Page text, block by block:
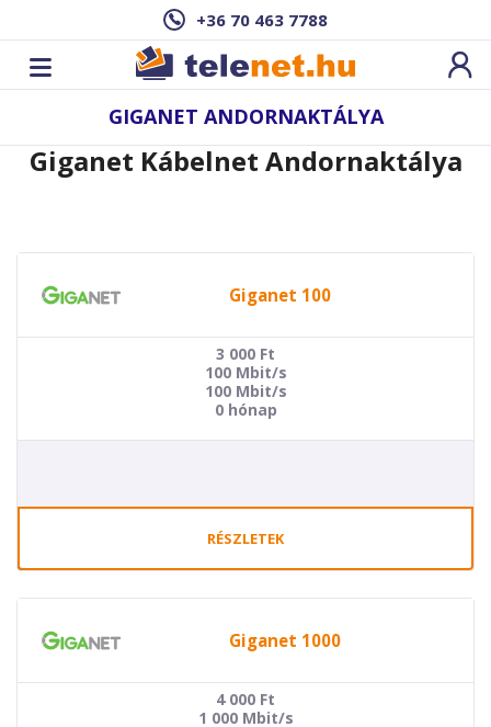
+36 70 463 7788
GIGANET ANDORNAKTÁLYA
Giganet Kábelnet Andornaktálya
Giganet 100
3 000 Ft
100 Mbit/s
100 Mbit/s
0 hónap
RÉSZLETEK
Giganet 1000
4 000 Ft
1 000 Mbit/s